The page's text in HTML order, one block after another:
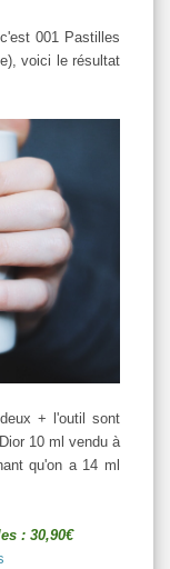
001 Pastilles
voici le résultat
+ l'outil sont
10 ml vendu à
qu'on a 14 ml
: 30,90€